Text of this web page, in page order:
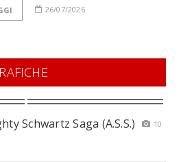
26/07/2026
Schwartz Saga (A.S.S.)
10